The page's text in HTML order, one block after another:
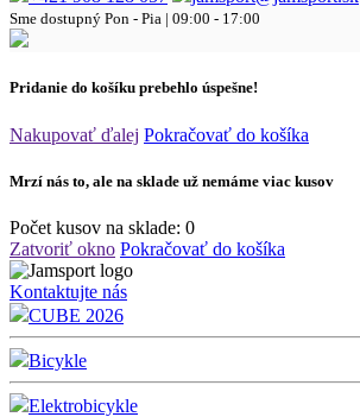
Sme dostupný Pon - Pia | 09:00 - 17:00
Pridanie do košíku prebehlo úspešne!
Nakupovať ďalej Pokračovať do košíka
Mrzí nás to, ale na sklade už nemáme viac kusov
Počet kusov na sklade: 0
Zatvoriť okno Pokračovať do košíka
Kontaktujte nás
CUBE 2026
Bicykle
Elektrobicykle